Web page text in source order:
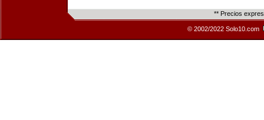
** Precios
© 2002/2022 Solo10.com